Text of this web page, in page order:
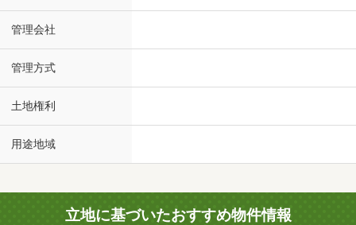
管理会社
管理方式
土地権利
用途地域
立地に基づいたおすすめ物件情報